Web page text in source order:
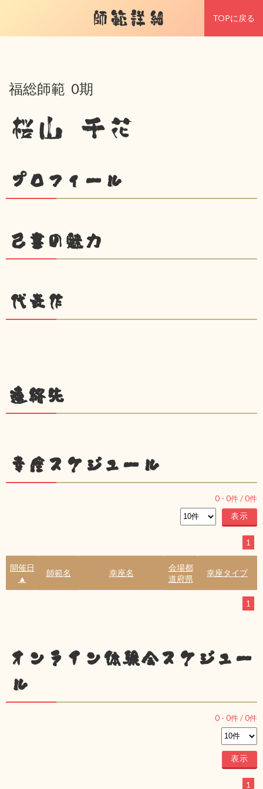
師範詳細 TOPに戻る
福総師範 0期
桜山 千花
プロフィール
己書の魅力
代表作
連絡先
幸座スケジュール
0 - 0件 /0件
1
開催日
▲
師範名 幸座名
会場都
道府県
幸座タイプ
1
オンライン体験会スケジュー
ル
0 - 0件 /0件
1